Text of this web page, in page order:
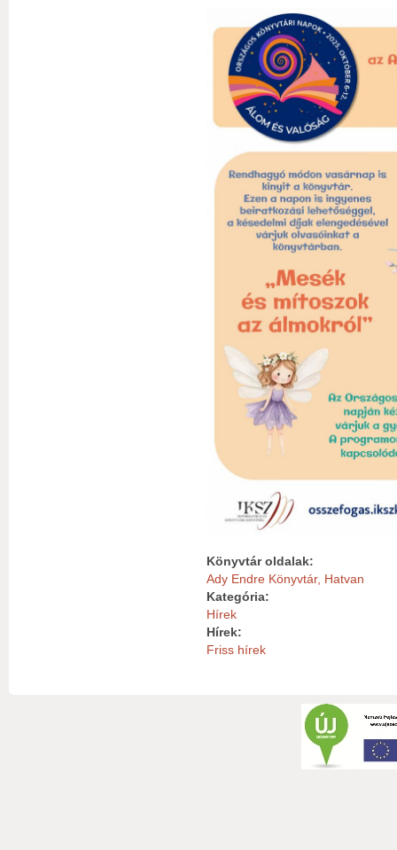
Könyvtár oldalak:
Ady Endre Könyvtár, Hatvan
Kategória:
Hírek
Hírek:
Friss hírek